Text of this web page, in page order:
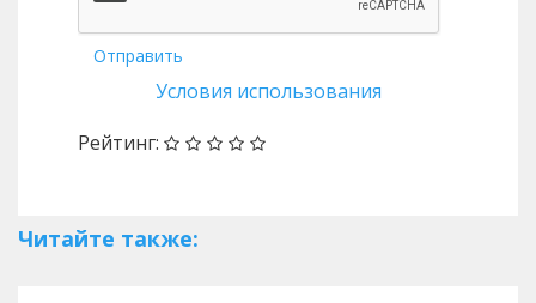
Отправить
Условия использования
Рейтинг:
Читайте также: